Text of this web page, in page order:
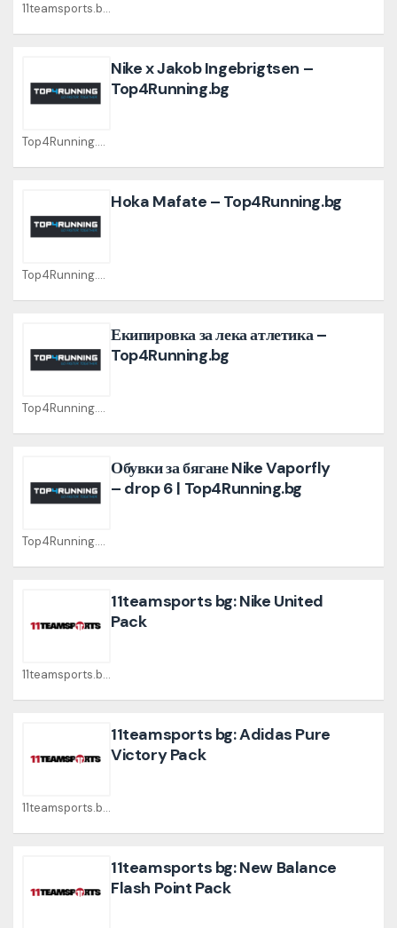
11teamsports.bg Coupons
Top4Running.bg Coupons
Nike x Jakob Ingebrigtsen –
Top4Running.bg
Top4Running.bg Coupons
Hoka Mafate – Top4Running.bg
Top4Running.bg Coupons
Екипировка за лека атлетика –
Top4Running.bg
Top4Running.bg Coupons
Обувки за бягане Nike Vaporfly
– drop 6 | Top4Running.bg
11teamsports.bg Coupons
11teamsports bg: Nike United
Pack
11teamsports.bg Coupons
11teamsports bg: Adidas Pure
Victory Pack
11teamsports bg: New Balance
Flash Point Pack